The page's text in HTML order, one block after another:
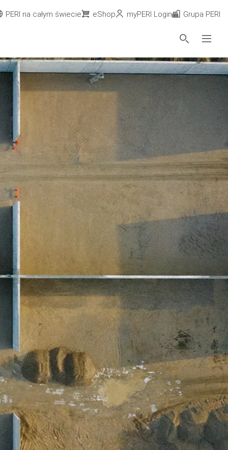
PERI na całym świecie eShop myPERI Login Grupa PERI